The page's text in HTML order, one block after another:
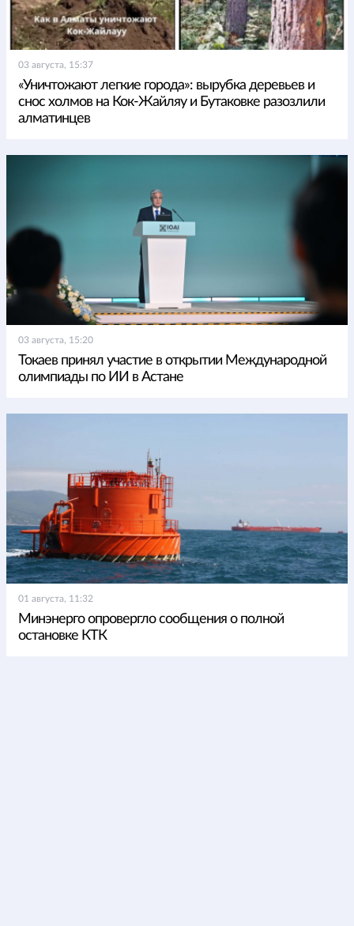
03 августа, 15:37
«Уничтожают легкие города»: вырубка деревьев и
снос холмов на Кок-Жайляу и Бутаковке разозлили
алматинцев
03 августа, 15:20
Токаев принял участие в открытии Международной
олимпиады по ИИ в Астане
01 августа, 11:32
Минэнерго опровергло сообщения о полной
остановке КТК